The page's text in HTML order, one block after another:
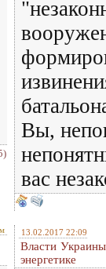
Вы,
вас
13.02.2017 22:09
Власти
энергетике